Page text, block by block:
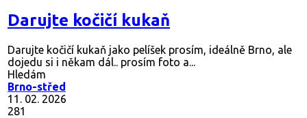
Darujte kočičí kukaň
Darujte kočičí kukaň jako pelíšek prosím, ideálně Brno, ale
dojedu si i někam dál.. prosím foto a...
Hledám
Brno-střed
11. 02. 2026
281